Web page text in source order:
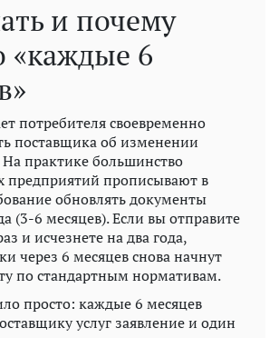
и почему
«каждые 6
потребителя своевременно
поставщика об изменении
На практике большинство
предприятий прописывают в
обновлять документы
(3-6 месяцев). Если вы отправите
и исчезнете на два года,
через 6 месяцев снова начнут
по стандартным нормативам.
просто: каждые 6 месяцев
услуг заявление и один